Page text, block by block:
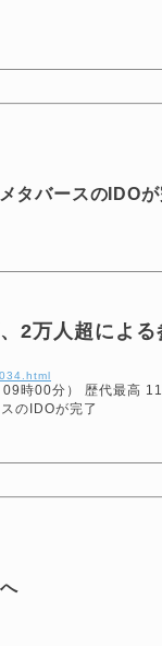
タバースのIDOが
2万人超による
時00分） 歴代最高
のIDOが完了